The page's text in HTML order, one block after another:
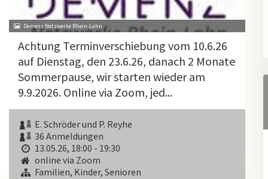
Demenz Netzwerke Rhein-Lahn
Achtung Terminverschiebung vom 10.6.26
auf Dienstag, den 23.6.26, danach 2 Monate
Sommerpause, wir starten wieder am
9.9.2026. Online via Zoom, jed...
E. Schröder und P. Reyhe
36 Anmeldungen
13.05.26, 18:00 - 19:30
online via Zoom
Familien, Kinder, Senioren